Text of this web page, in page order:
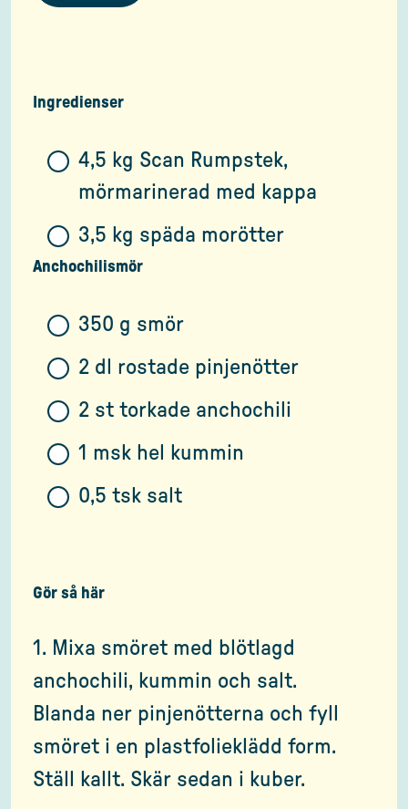
Ingredienser
4,5 kg Scan Rumpstek,
mörmarinerad med kappa
3,5 kg späda morötter
Anchochilismör
350 g smör
2 dl rostade pinjenötter
2 st torkade anchochili
1 msk hel kummin
0,5 tsk salt
Gör så här
1. Mixa smöret med blötlagd
anchochili, kummin och salt.
Blanda ner pinjenötterna och fyll
smöret i en plastfolieklädd form.
Ställ kallt. Skär sedan i kuber.